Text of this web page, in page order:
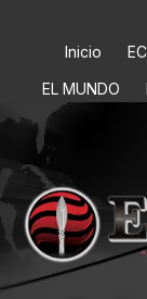
Inicio
EL MUNDO
INFORMACIÓN